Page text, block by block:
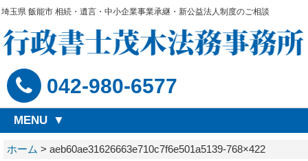
埼玉県 飯能市 相続・遺言・中小企業事業承継・新公益法人制度のご相談
042-980-6577
MENU
ホーム > aeb60ae31626663e710c7f6e501a5139-768×422